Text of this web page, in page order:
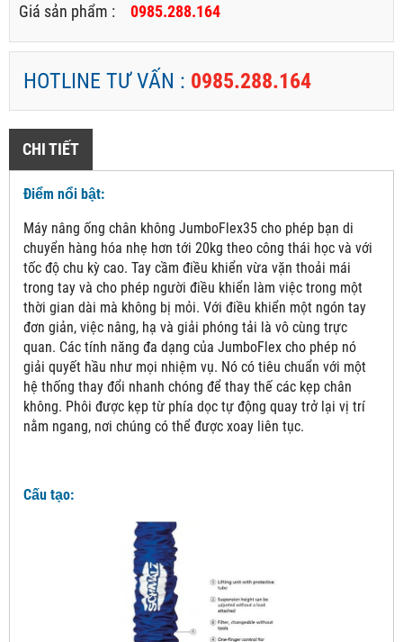
Giá sản phẩm : 0985.288.164
HOTLINE TƯ VẤN : 0985.288.164
CHI TIẾT
Điểm nổi bật:
Máy nâng ống chân không JumboFlex35 cho phép bạn di
chuyển hàng hóa nhẹ hơn tới 20kg theo công thái học và với
tốc độ chu kỳ cao. Tay cầm điều khiển vừa vặn thoải mái
trong tay và cho phép người điều khiển làm việc trong một
thời gian dài mà không bị mỏi. Với điều khiển một ngón tay
đơn giản, việc nâng, hạ và giải phóng tải là vô cùng trực
quan. Các tính năng đa dạng của JumboFlex cho phép nó
giải quyết hầu như mọi nhiệm vụ. Nó có tiêu chuẩn với một
hệ thống thay đổi nhanh chóng để thay thế các kẹp chân
không. Phôi được kẹp từ phía dọc tự động quay trở lại vị trí
nằm ngang, nơi chúng có thể được xoay liên tục.
Cấu tạo: